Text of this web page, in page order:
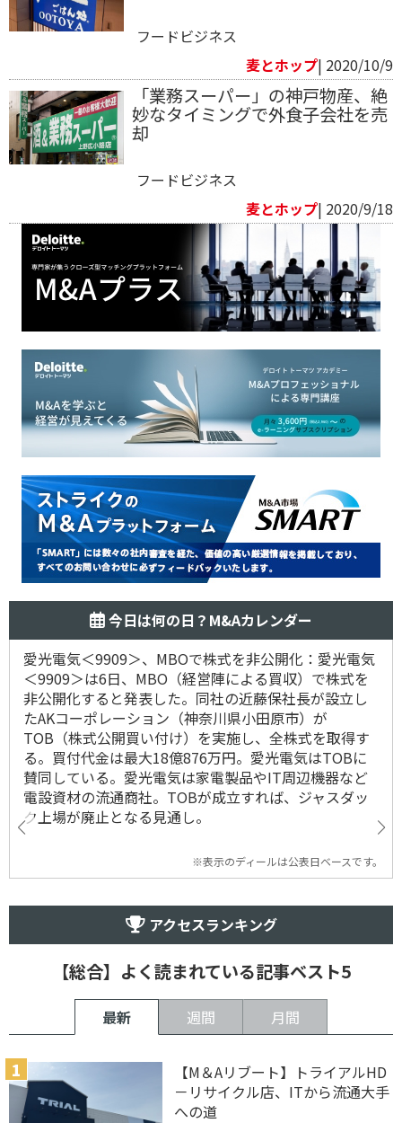
フードビジネス
麦とホップ| 2020/10/9
「業務スーパー」の神戸物産、絶
妙なタイミングで外食子会社を売
却
フードビジネス
麦とホップ| 2020/9/18
今日は何の日？M&Aカレンダー
愛光電気＜9909＞、MBOで株式を非公開化：愛光電気
＜9909＞は6日、MBO（経営陣による買収）で株式を
非公開化すると発表した。同社の近藤保社長が設立し
たAKコーポレーション（神奈川県小田原市）が
TOB（株式公開買い付け）を実施し、全株式を取得す
る。買付代金は最大18億876万円。愛光電気はTOBに
賛同している。愛光電気は家電製品やIT周辺機器など
電設資材の流通商社。TOBが成立すれば、ジャスダッ
ク上場が廃止となる見通し。
※表示のディールは公表日ベースです。
アクセスランキング
【総合】よく読まれている記事ベスト5
最新 週間 月間
【M＆Aリブート】トライアルHD
－リサイクル店、ITから流通大手
への道